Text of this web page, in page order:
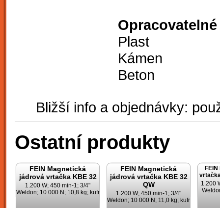
Plast
Kámen
Beton
Bližší info a objednávky:
Ostatní produkty
FEIN Magnetická
jádrová vrtačka KBE 32
1.200 W; 450 min-1; 3/4"
Weldon; 10 000 N; 10,8 kg; kufr
FEIN Magnetická
jádrová vrtačka KBE 32
QW
1.200 W; 450 min-1; 3/4"
Weldon; 10 000 N; 11,0 kg; kufr
1.200